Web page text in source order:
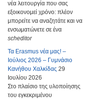
νέα λειτουργία που σας
εξοικονομεί χρόνο: πλέον
μπορείτε να αναζητάτε και να
ενσωματώνετε σε ένα
scheditor
Τα Erasmus νέα μας! –
Ιούλιος 2026 – Γυμνάσιο
Κανήθου Χαλκίδας 29
Ιουλίου 2026
Στο πλαίσιο της υλοποίησης
του εγκεκριμένου